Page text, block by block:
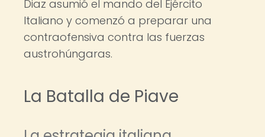
Diaz asumió el mando del Ejército
Italiano y comenzó a preparar una
contraofensiva contra las fuerzas
austrohúngaras.
La Batalla de Piave